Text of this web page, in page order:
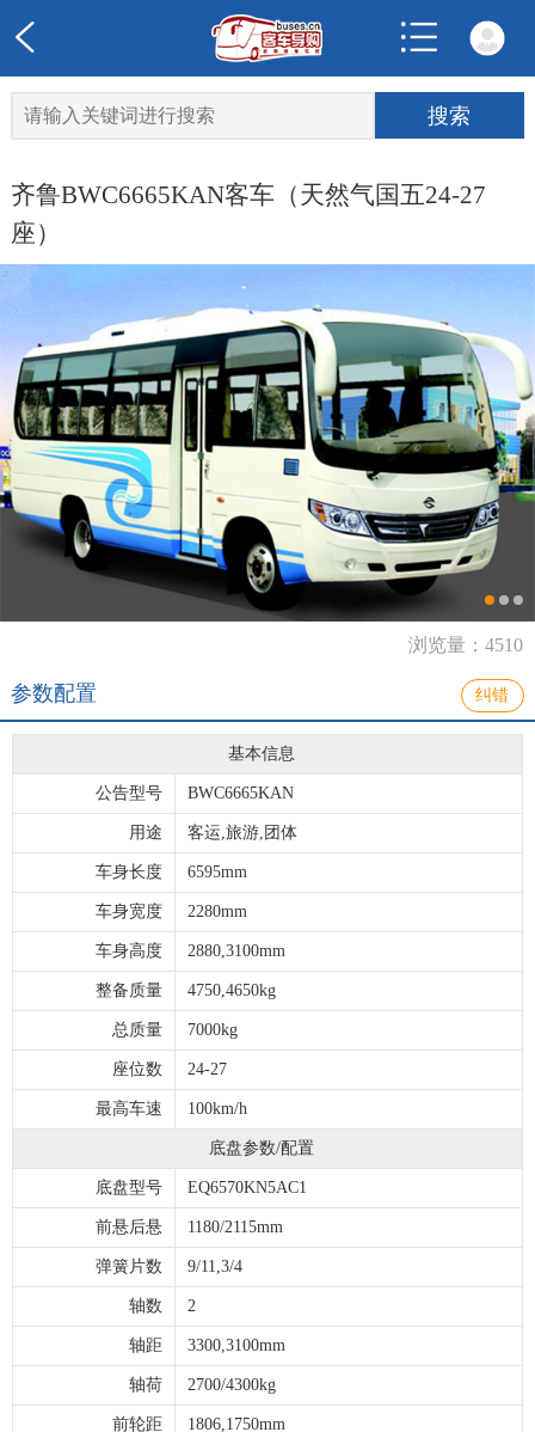
齐鲁BWC6665KAN客车（天然气国五24-27
座）
浏览量：4510
参数配置 纠错
基本信息
公告型号 BWC6665KAN
用途 客运,旅游,团体
车身长度 6595mm
车身宽度 2280mm
车身高度 2880,3100mm
整备质量 4750,4650kg
总质量 7000kg
座位数 24-27
最高车速 100km/h
底盘参数/配置
底盘型号 EQ6570KN5AC1
前悬后悬 1180/2115mm
弹簧片数 9/11,3/4
轴数 2
轴距 3300,3100mm
轴荷 2700/4300kg
前轮距 1806,1750mm